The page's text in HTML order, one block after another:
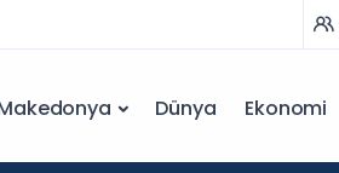
Dünya Ekonomi